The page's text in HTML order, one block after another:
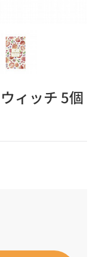
ィッチ 5個